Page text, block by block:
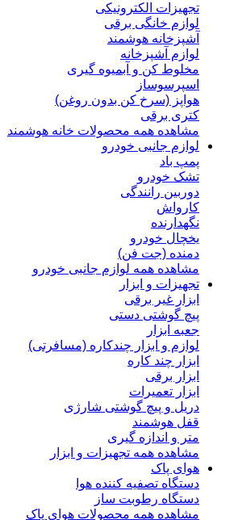
تجهیزات الکترونیکی
لوازم خانگی برقی
آشپزخانه هوشمند
لوازم آشپزخانه
مخلوط کن و آبمیوه گیری
اسپرسوساز
هواپز (سرخ کن بدون روغن)
کتری برقی
مشاهده همه محصولات خانه هوشمند
لوازم جانبی خودرو
پمپ باد
تشک خودرو
دوربین رانندگی
کارواش
نگهدارنده
یخچال خودرو
دمنده (جت فن)
مشاهده همه لوازم جانبی خودرو
تجهیزات و ابزار
ابزار غیر برقی
پیچ گوشتی دستی
جعبه ابزار
لوازم و ابزار چندکاره (مسافرتی)
ابزار چند کاره
ابزار برقی
ابزار تعمیرات
دریل و پیچ گوشتی شارژی
قفل هوشمند
متر و اندازه گیری
مشاهده همه تجهیزات و ابزار
هوای پاک
دستگاه تصفیه کننده هوا
دستگاه رطوبت ساز
مشاهده همه محصولات هوای پاک